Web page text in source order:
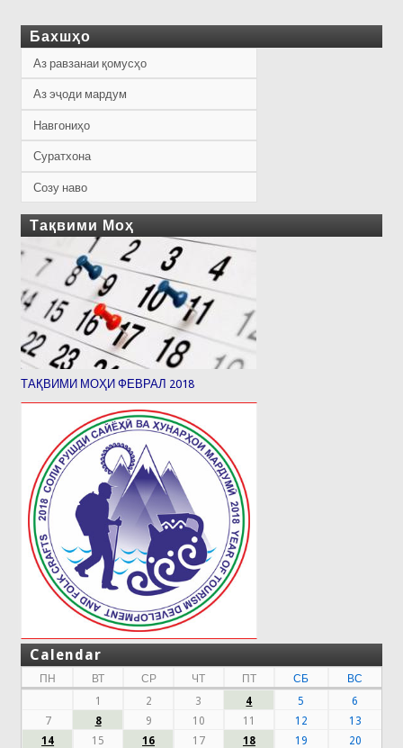
Бахшҳо
Аз равзанаи қомусҳо
Аз эҷоди мардум
Навгониҳо
Суратхона
Созу наво
Тақвими Моҳ
ТАҚВИМИ МОҲИ ФЕВРАЛ 2018
Calendar
ПН ВТ СР ЧТ ПТ СБ
ВС
1
2 3 4 5
6
7
8 9 10 11 12
13
14
15 16 17 18 19
20